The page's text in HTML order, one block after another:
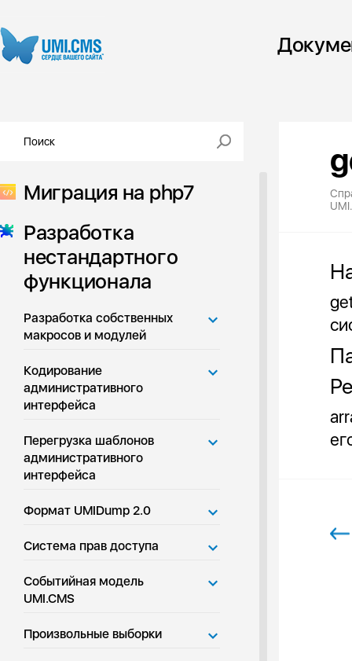
Миграция на php7
Разработка
нестандартного
функционала
Разработка собственных
макросов и модулей
Кодирование
административного
интерфейса
Перегрузка шаблонов
административного
интерфейса
Формат UMIDump 2.0
Система прав доступа
Событийная модель
UMI.CMS
Произвольные выборки